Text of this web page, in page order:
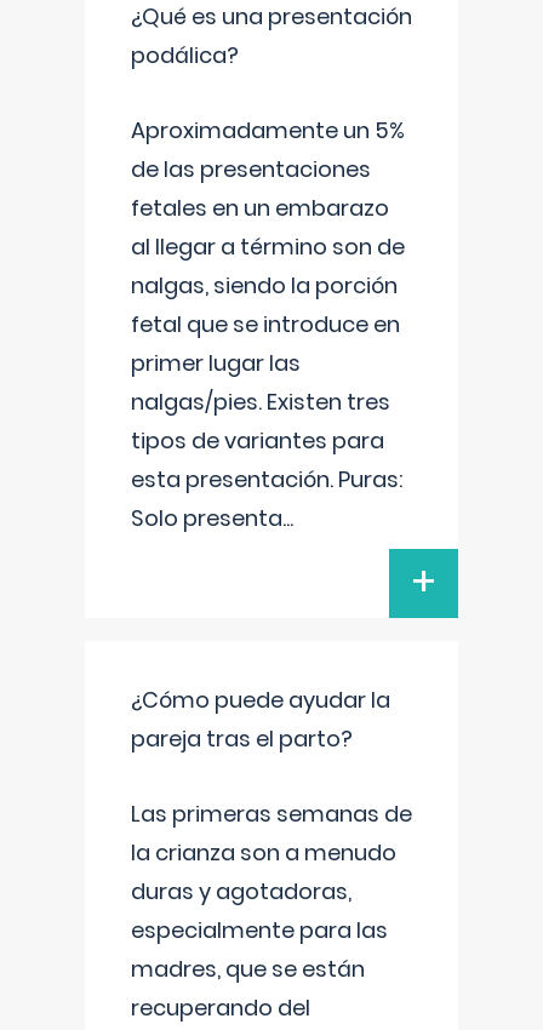
¿Qué es una presentación
podálica?
Aproximadamente un 5%
de las presentaciones
fetales en un embarazo
al llegar a término son de
nalgas, siendo la porción
fetal que se introduce en
primer lugar las
nalgas/pies. Existen tres
tipos de variantes para
esta presentación. Puras:
Solo presenta...
+
¿Cómo puede ayudar la
pareja tras el parto?
Las primeras semanas de
la crianza son a menudo
duras y agotadoras,
especialmente para las
madres, que se están
recuperando del